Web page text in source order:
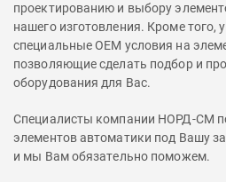
проектированию и выбору
нашего изготовления. Кроме того,
специальные ОЕМ условия на
позволяющие сделать подбор и
оборудования для Вас.
Специалисты компании НОРД-СМ
элементов автоматики под Вашу
и мы Вам обязательно поможем.